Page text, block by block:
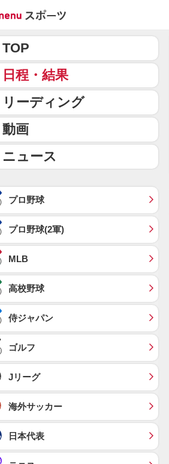
TOP
日程・結果
リーディング
動画
ニュース
プロ野球
プロ野球(2軍)
MLB
高校野球
侍ジャパン
ゴルフ
Jリーグ
海外サッカー
日本代表